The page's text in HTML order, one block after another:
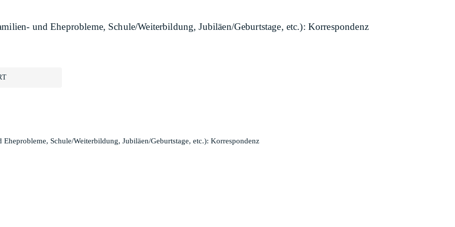
und Eheprobleme, Schule/Weiterbildung, Jubiläen/Geburtstage, etc.): Korrespondenz
Schule/Weiterbildung, Jubiläen/Geburtstage, etc.): Korrespondenz